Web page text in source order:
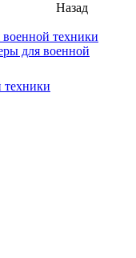
Назад
техники
для военной
техники